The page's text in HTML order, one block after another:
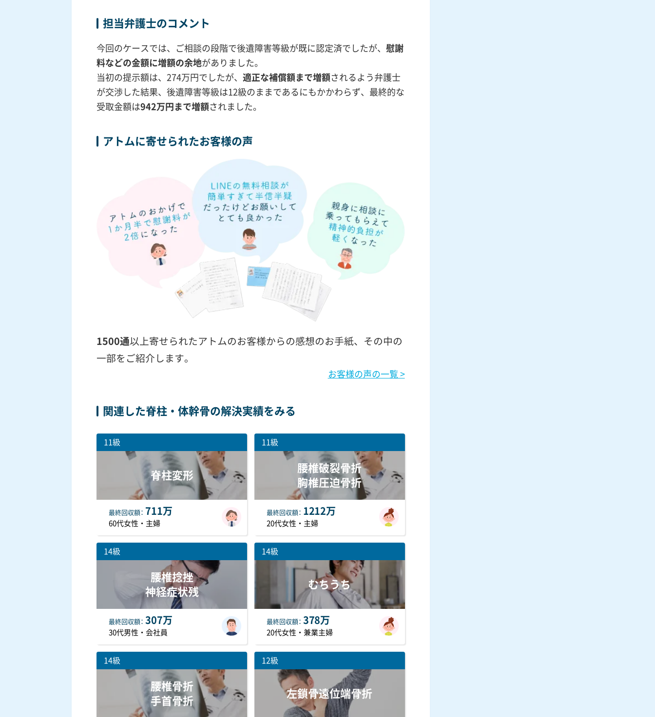
担当弁護士のコメント
今回のケースでは、ご相談の段階で後遺障害等級が既に認定済でしたが、慰謝
料などの金額に増額の余地がありました。
当初の提示額は、274万円でしたが、適正な補償額まで増額されるよう弁護士
が交渉した結果、後遺障害等級は12級のままであるにもかかわらず、最終的な
受取金額は942万円まで増額されました。
アトムに寄せられたお客様の声
1500通 以上寄せられたアトムのお客様からの感想のお手紙、その中の
一部をご紹介します。
お客様の声の一覧 >
関連した脊柱・体幹骨の解決実績をみる
11級
脊柱変形
最終回収額 711万
60代女性・主婦
11級
腰椎破裂骨折
胸椎圧迫骨折
最終回収額 1212万
20代女性・主婦
14級
腰椎捻挫
神経症状残
最終回収額 307万
30代男性・会社員
14級
むちうち
最終回収額 378万
20代女性・兼業主婦
14級
腰椎骨折
手首骨折
12級
左鎖骨遠位端骨折